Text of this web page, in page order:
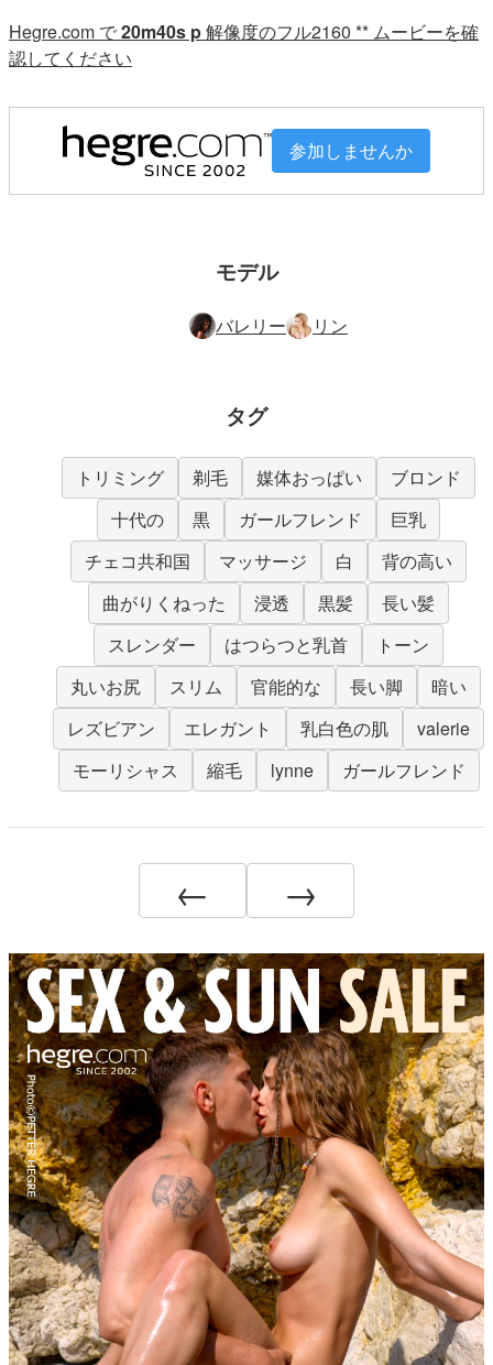
Hegre.com で20m40s p解像度のフル2160 ** ムービーを確
認してください
参加しませんか
モデル
バレリー リン
タグ
トリミング 剃毛 媒体おっぱい
ブロンド
十代の
黒 ガールフレンド
巨乳
チェコ共和国
マッサージ 白
背の高い
曲がりくねった
浸透 黒髪
長い髪
スレンダー
はつらつと乳首
トーン
丸いお尻
スリム 官能的な 長い脚
暗い
レズビアン
エレガント 乳白色の肌
valerie
モーリシャス
縮毛 lynne ガールフレンド
← →